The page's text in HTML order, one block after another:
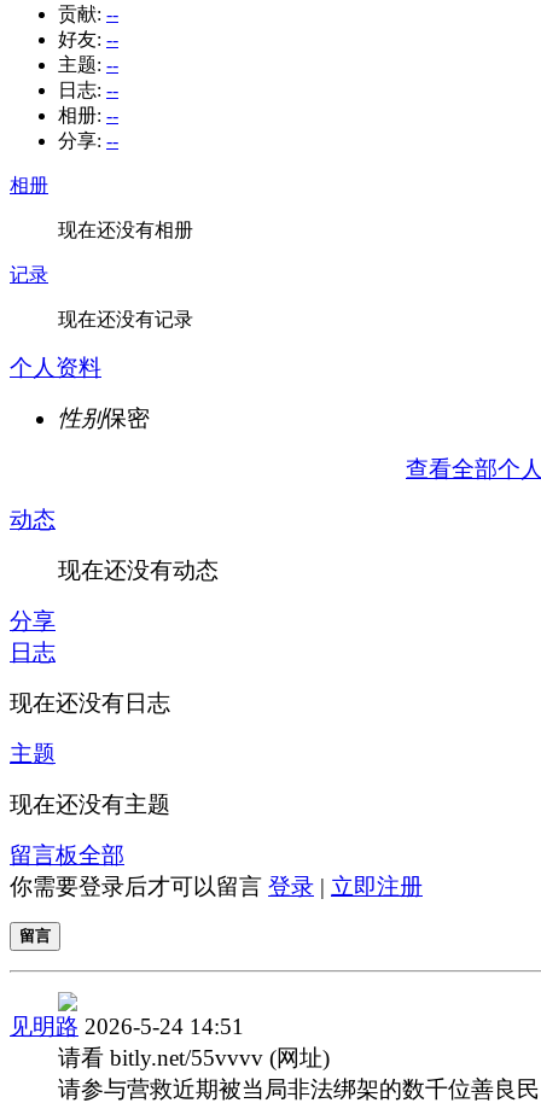
贡献: --
好友: --
主题: --
日志: --
相册: --
分享: --
相册
现在还没有相册
记录
现在还没有记录
个人资料
性别保密
查看全部个
动态
现在还没有动态
分享
日志
现在还没有日志
主题
现在还没有主题
留言板全部
你需要登录后才可以留言 登录 | 立即注册
留言
见明路 2026-5-24 14:51
请看 bitly.net/55vvvv (网址)
请参与营救近期被当局非法绑架的数千位善良民